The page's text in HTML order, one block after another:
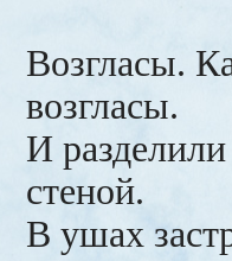
Возгласы.
возгласы.
И
стеной.
В ушах